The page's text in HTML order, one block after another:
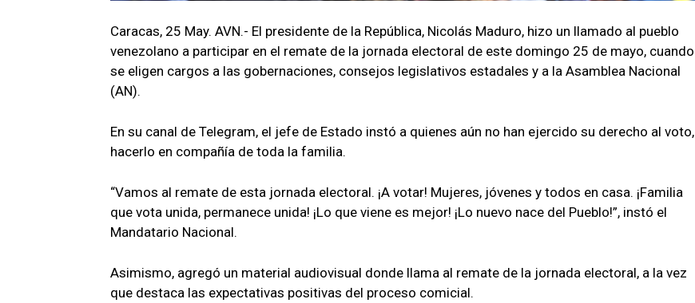
Caracas, 25 May. AVN.- El presidente de la República, Nicolás Maduro, hizo un llamado al pueblo
venezolano a participar en el remate de la jornada electoral de este domingo 25 de mayo, cuando
se eligen cargos a las gobernaciones, consejos legislativos estadales y a la Asamblea Nacional
(AN).
En su canal de Telegram, el jefe de Estado instó a quienes aún no han ejercido su derecho al voto,
hacerlo en compañía de toda la familia.
“Vamos al remate de esta jornada electoral. ¡A votar! Mujeres, jóvenes y todos en casa. ¡Familia
que vota unida, permanece unida! ¡Lo que viene es mejor! ¡Lo nuevo nace del Pueblo!”, instó el
Mandatario Nacional.
Asimismo, agregó un material audiovisual donde llama al remate de la jornada electoral, a la vez
que destaca las expectativas positivas del proceso comicial.